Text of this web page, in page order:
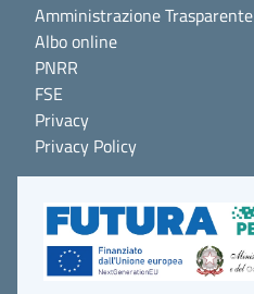
Amministrazione Trasparente
Albo online
PNRR
FSE
Privacy
Privacy Policy